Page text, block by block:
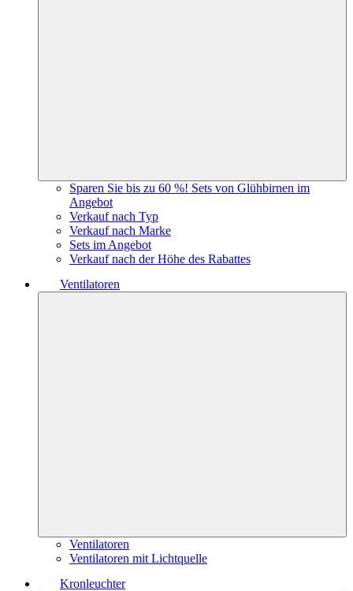
Sparen Sie bis zu 60 %! Sets von Glühbirnen im
Angebot
Verkauf nach Typ
Verkauf nach Marke
Sets im Angebot
Verkauf nach der Höhe des Rabattes
Ventilatoren
Ventilatoren
Ventilatoren mit Lichtquelle
Kronleuchter